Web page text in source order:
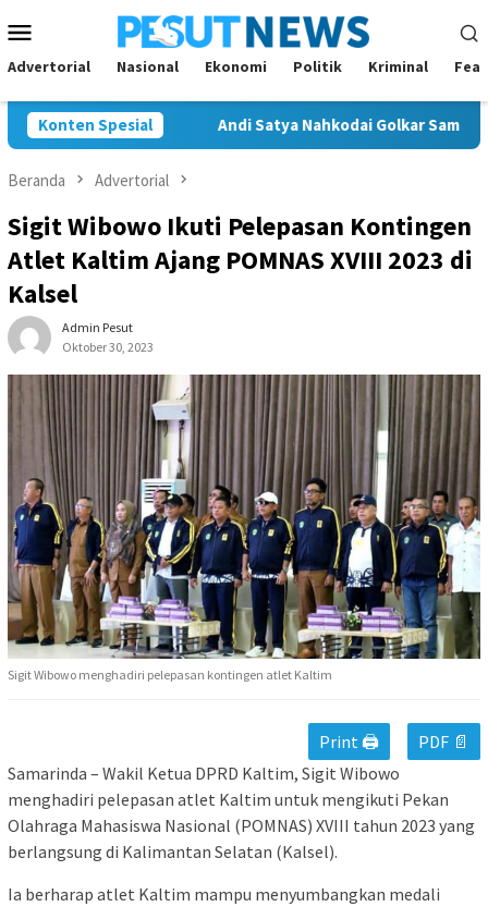
ke
kontenMobile
Advertorial Nasional Ekonomi Politik Kriminal
Konten Spesial
Cup 2026 Andi Satya Nahkodai Golkar Samarinda,
Beranda Advertorial
Sigit Wibowo Ikuti Pelepasan Kontingen
Atlet Kaltim Ajang POMNAS XVIII 2023 di
Kalsel
Admin Pesut
Oktober 30, 2023
Sigit Wibowo menghadiri pelepasan kontingen atlet Kaltim
Print 🖨
PDF 📄
Samarinda – Wakil Ketua DPRD Kaltim, Sigit Wibowo
menghadiri pelepasan atlet Kaltim untuk mengikuti Pekan
Olahraga Mahasiswa Nasional (POMNAS) XVIII tahun 2023 yang
berlangsung di Kalimantan Selatan (Kalsel).
Ia berharap atlet Kaltim mampu menyumbangkan medali